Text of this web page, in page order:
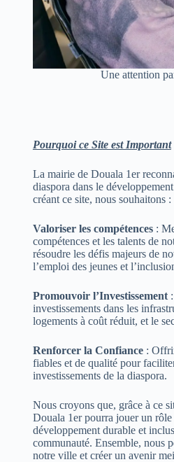
Une attention
Pourquoi ce Site est Important
La mairie de Douala 1er
diaspora dans le
créant ce site, nous souhaitons :
Valoriser les compétences:
compétences et les talents de
résoudre les défis majeurs de
l’emploi des jeunes et
Promouvoir l’Investissement:
investissements dans les
logements à coût réduit, et le
Renforcer la Confiance:
fiables et de qualité pour
investissements de la diaspora.
Nous croyons que, grâce à ce
Douala 1er pourra jouer un rôle
développement durable et
communauté. Ensemble, nous
notre ville et créer un avenir